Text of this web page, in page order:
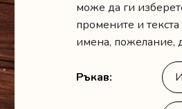
може да ги
промените и
имена, пожелание,
Ръкав